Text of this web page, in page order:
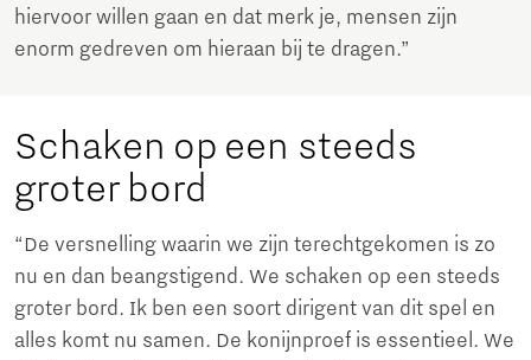
hiervoor willen gaan en dat merk je, mensen zijn
enorm gedreven om hieraan bij te dragen.”
Schaken op een steeds
groter bord
“De versnelling waarin we zijn terechtgekomen is zo
nu en dan beangstigend. We schaken op een steeds
groter bord. Ik ben een soort dirigent van dit spel en
alles komt nu samen. De konijnproef is essentieel. We